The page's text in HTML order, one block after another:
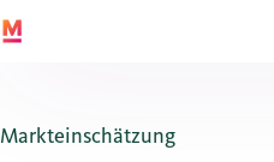
Markteinschätzung